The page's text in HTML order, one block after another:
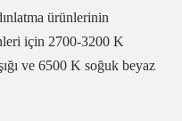
ürünlerinin
için 2700-3200 K
ve 6500 K soğuk beyaz